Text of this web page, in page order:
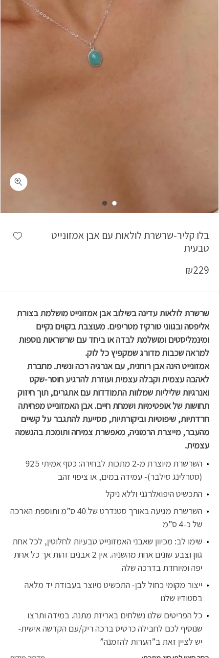
בלו קליר-שרשרת לולאות עם אבן אמזונייט
טבעית
₪229
שרשרת לולאות עדינה בשילוב אבן אמזונייט מושלמת בצורת
אליפסה ובגווני טורקיז מטריפים. מעוצבת בקווים נקיים
ומינמליסטים ומושלמת לבדה או ביחד עם שרשראות נוספות
למראה שכבות מדורג שמקפיץ כל לוק.
אמזונייט הינה אבן רוחנית, עם אנרגיה רכה ונשית. מחברת
לאהבה עצמית וקבלה עצמית ועוזרת להרגיע חוסר-שקט
ואנרגיות שליליות שמלוות התמודדות עם אתגרים, תוך חיזוק
תחושות של אופטימיות ושמחת חיים. אבן האמזונייט מפחיתה
חרדתיות, שיפוטיות וביקורתיות, מסייעת להתגבר על קשיים
מהעבר, מייצרת הרמוניה, מאפשרת צמיחה ותומכת בהגשמה
עצמית.
השרשרת מיוצרת מ-2 מתכות לבחירה: כסף אמיתי 925
(סטרלינג סילבר)- עמידה במים, או ציפוי זהב
התכשיט היפואלרגני וללא ניקל
השרשרת מגיעה באורך סטנדרט של 40 ס”מ ותוספת הארכה
של כ-4 ס”מ
שימו לב: מכיוון שאבני האמזונייט טבעיות לחלוטין, לכל אחת
גוון וצבע שונים אחת מהשניה. אין 2 אבנים זהות אך כל אחת
יפה ומיוחדת בדרכה שלה
ייצור מקומי כחול לבן- התכשיט מיוצר בעבודת יד מלאה
בסטודיו שלנו
כל הפריטים שלנו נשלחים באריזת מתנה. במידה ותרצו
שנוסיף לכם לחבילה כרטיס ברכה ריק/עם הקדשה אישית-
יש לציין זאת ב”הערות להזמנה”